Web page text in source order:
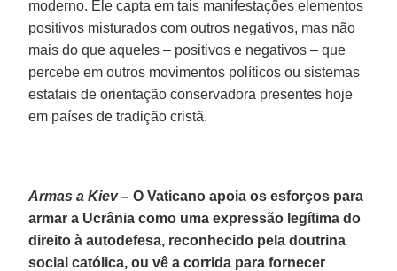
moderno. Ele capta em tais manifestações elementos
positivos misturados com outros negativos, mas não
mais do que aqueles – positivos e negativos – que
percebe em outros movimentos políticos ou sistemas
estatais de orientação conservadora presentes hoje
em países de tradição cristã.
Armas a Kiev – O Vaticano apoia os esforços para
armar a Ucrânia como uma expressão legítima do
direito à autodefesa, reconhecido pela doutrina
social católica, ou vê a corrida para fornecer